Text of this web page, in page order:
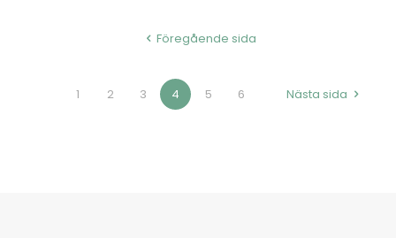
Föregående sida
1 2 3 4 5 6 Nästa sida